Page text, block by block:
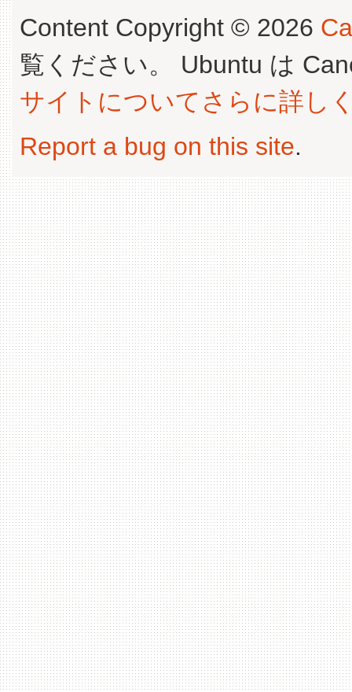
Content Copyright © 2026
覧ください。 Ubuntu は
サイトについてさらに詳し
Report a bug on this site.